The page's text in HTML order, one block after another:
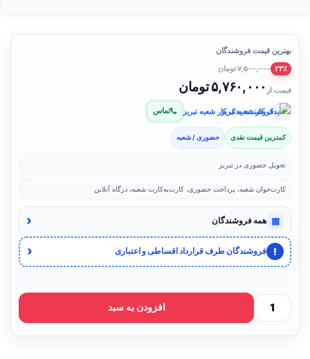
بهترین قیمت فروشندگان
۲۳٪ ۷,۵۰۰,۰۰۰ تومان
قیمت از ۵,۷۶۰,۰۰۰ تومان
فروشنده: یدک کار شعبه تبریز تماس
کمترین قیمت نقدی حضوری / شعبه
تحویل حضوری در تبریز
کارت‌خوان شعبه، پرداخت حضوری، کارت‌به‌کارت شعبه، درگاه آنلاین
▦ همه فروشندگان ‹
! فروشندگان طرف قرارداد اقساطی و اعتباری ‹
افزودن به سبد